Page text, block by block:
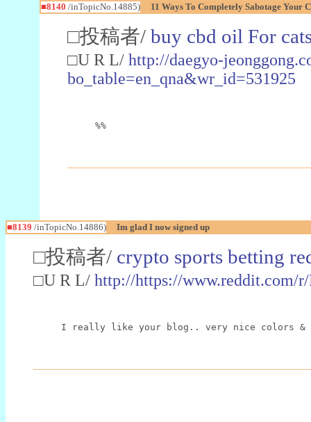
■8140 /inTopicNo.14885) 11 Ways To Completely Sabotage Your
□投稿者/ buy cbd oil For
□U R L/ http://daegyo-
bo_table=en_qna&wr_id=531925
%%
■8139 /inTopicNo.14886) Im glad I now signed up
□投稿者/ crypto sports betting
□U R L/ http://https://www.reddit.com/r/
I really like your blog.. very nice colors &